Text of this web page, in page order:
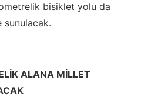
bisiklet yolu da
sunulacak.
ALANA MİLLET